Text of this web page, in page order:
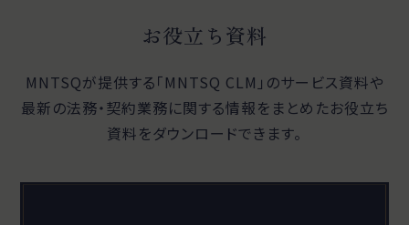
お役立ち資料
MNTSQが提供する「MNTSQ CLM」のサービス資料や
最新の法務・契約業務に関する情報をまとめたお役立ち
資料をダウンロードできます。